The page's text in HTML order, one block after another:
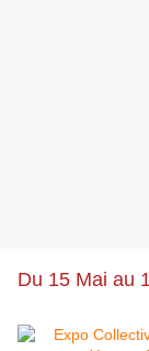
Du 15 Mai au